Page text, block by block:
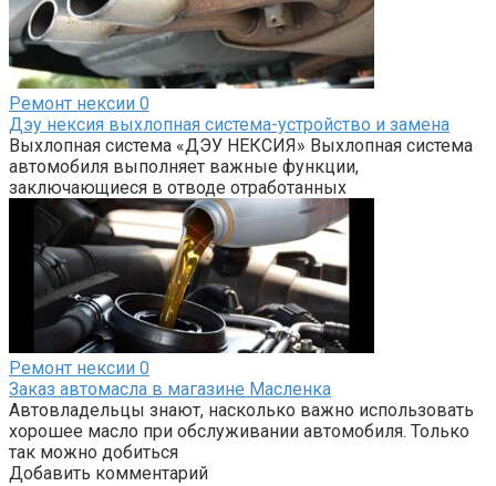
Ремонт нексии 0
Дэу нексия выхлопная система-устройство и замена
Выхлопная система «ДЭУ НЕКСИЯ» Выхлопная система
автомобиля выполняет важные функции,
заключающиеся в отводе отработанных
Ремонт нексии 0
Заказ автомасла в магазине Масленка
Автовладельцы знают, насколько важно использовать
хорошее масло при обслуживании автомобиля. Только
так можно добиться
Добавить комментарий